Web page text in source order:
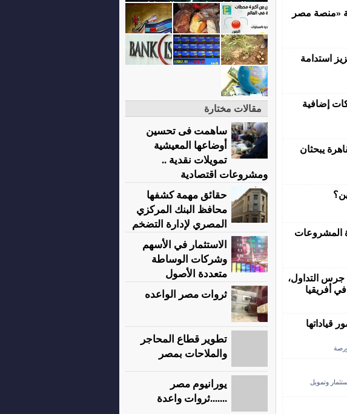
«منصة مصر
استدامة
يترأس لجنة قيد 6 شركات إضافية
يبحثان
المشروعات
جرس التداول،
أفريقيا
تعرض حصاد عام 2025 بحضور قياداتها
وتمويل
#الإمارات ثاني أكبر الشركاء
التجاريين لمصر
مقالات مختارة
ساهمت فى تحسين
أوضاعها المعيشية
تمويلات نقدية ..
ومشروعات اقتصادية
حقائق مهمة كشفها
محافظ البنك المركزي
المصري لإدارة التضخم
الاستثمار في الأسهم
وشركات الوساطة
متعددة الأصول
ثروات مصر الواعده
تطوير قطاع المحاجر
والملاحات بمصر
يورانيوم مصر
.......ثروات واعدة